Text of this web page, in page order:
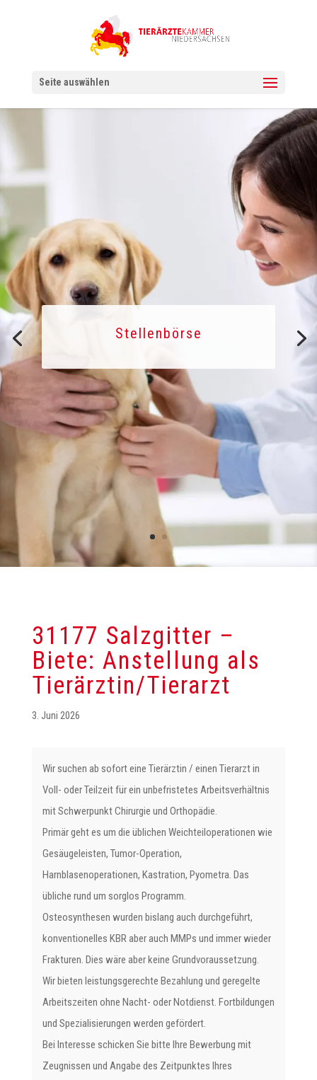
Seite auswählen
Stellenbörse
31177 Salzgitter –
Biete: Anstellung als
Tierärztin/Tierarzt
3. Juni 2026
Wir suchen ab sofort eine Tierärztin / einen Tierarzt in
Voll- oder Teilzeit für ein unbefristetes Arbeitsverhältnis
mit Schwerpunkt Chirurgie und Orthopädie.
Primär geht es um die üblichen Weichteiloperationen wie
Gesäugeleisten, Tumor-Operation,
Harnblasenoperationen, Kastration, Pyometra. Das
übliche rund um sorglos Programm.
Osteosynthesen wurden bislang auch durchgeführt,
konventionelles KBR aber auch MMPs und immer wieder
Frakturen. Dies wäre aber keine Grundvoraussetzung.
Wir bieten leistungsgerechte Bezahlung und geregelte
Arbeitszeiten ohne Nacht- oder Notdienst. Fortbildungen
und Spezialisierungen werden gefördert.
Bei Interesse schicken Sie bitte Ihre Bewerbung mit
Zeugnissen und Angabe des Zeitpunktes Ihres